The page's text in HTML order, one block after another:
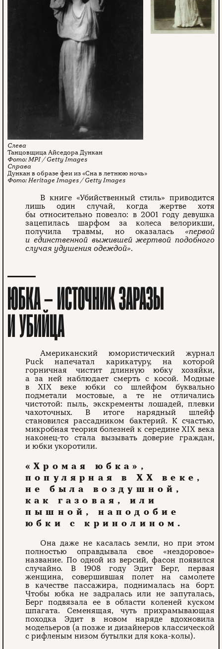
Танцовщица Айседора Дункан
MPI / Getty Images
Дункан в образе феи из «Сна в летнюю ночь»
Heritage Images / Getty Images
В книге «Убийственный стиль» приводится
лишь один случай, когда жертве хотя
бы относительно повезло: в 2001 году девушка
зацепилась шарфом за колеса велорикши,
получила травмы, но оказалась «первой
и единственной выжившей жертвой подобного
случая удушения одеждой».
ЮБКА — ИСТОЧНИК ЗАРАЗЫ
И УБИЙЦА
Американский юмористический журнал
Puck напечатал карикатуру, на которой
горничная чистит длинную юбку хозяйки,
а за ней наблюдает смерть с косой. Модные
в XIX веке юбки со шлейфом буквально
подметали мостовые, а те не отличались
чистотой: пыль, экскременты лошадей, плевки
чахоточных. В итоге нарядный шлейф
становился рассадником бактерий. К счастью,
микробная теория болезней к середине XIX века
наконец-то стала вызывать доверие граждан,
и юбки укоротили.
«Хромая юбка»,
популярная в XX веке,
не была воздушной,
как газовая, или
пышной, наподобие
юбки с кринолином.
Она даже не касалась земли, но при этом
полностью оправдывала свое «нездоровое»
название. По одной из версий, фасон появился
случайно. В 1908 году Эдит Берг, первая
женщина, совершившая полет на самолете
в качестве пассажира, поднималась на борт.
Чтобы юбка не задралась или не запуталась,
Берг подвязала ее в области коленей куском
шпагата. Семенящая, чуть прихрамывающая
походка Эдит в новом наряде вдохновила
модельеров (а позже и дизайнеров классической
с рифленым низом бутылки для кока-колы).